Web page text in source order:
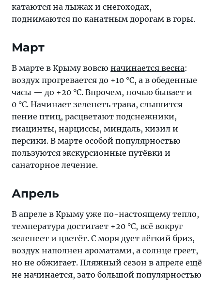
катаются на лыжах и снегоходах,
поднимаются по канатным дорогам в горы.
Март
В марте в Крыму вовсю начинается весна:
воздух прогревается до +10 °C, а в обеденные
часы — до +20 °C. Впрочем, ночью бывает и
0 °C. Начинает зеленеть трава, слышится
пение птиц, расцветают подснежники,
гиацинты, нарциссы, миндаль, кизил и
персики. В марте особой популярностью
пользуются экскурсионные путёвки и
санаторное лечение.
Апрель
В апреле в Крыму уже по-настоящему тепло,
температура достигает +20 °C, всё вокруг
зеленеет и цветёт. С моря дует лёгкий бриз,
воздух наполнен ароматами, а солнце греет,
но не обжигает. Пляжный сезон в апреле ещё
не начинается, зато большой популярностью